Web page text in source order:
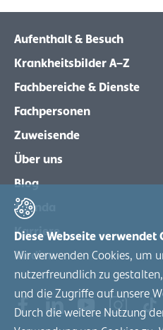
Diese Webseite verwendet
Wir verwenden Cookies, um
nutzerfreundlich zu
und die Zugriffe auf unsere
Durch die weitere Nutzung
Aufenthalt & Besuch
Krankheitsbilder A–Z
Fachbereiche & Dienste
Fachpersonen
Zuweisende
Über uns
Blog
Agenda
Karriere
Medien